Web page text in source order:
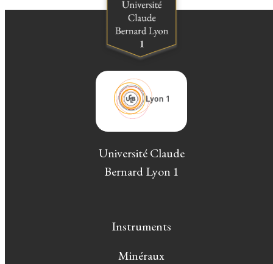
Université Claude
Bernard Lyon 1
Instruments
Minéraux